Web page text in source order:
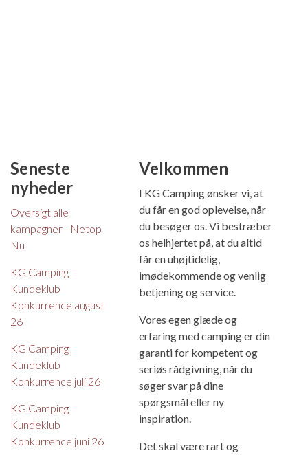
Seneste
nyheder
Oversigt alle
kampagner - Netop
Nu
KG Camping
Kundeklub
Konkurrence august
26
KG Camping
Kundeklub
Konkurrence juli 26
KG Camping
Kundeklub
Konkurrence juni 26
Velkommen
I KG Camping ønsker vi, at
du får en god oplevelse, når
du besøger os. Vi bestræber
os helhjertet på, at du altid
får en uhøjtidelig,
imødekommende og venlig
betjening og service.
Vores egen glæde og
erfaring med camping er din
garanti for kompetent og
seriøs rådgivning, når du
søger svar på dine
spørgsmål eller ny
inspiration.
Det skal være rart og